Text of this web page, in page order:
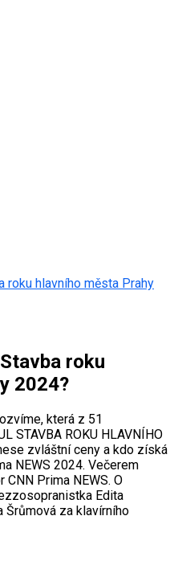
roku hlavního města Prahy
roku
2024?
která z 51
STAVBA ROKU HLAVNÍHO
zvláštní ceny a kdo získá
NEWS 2024. Večerem
Prima NEWS. O
Edita
Šrůmová za klavírního